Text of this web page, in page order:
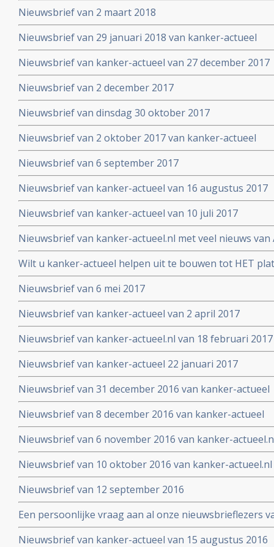
Nieuwsbrief van 2 maart 2018
Nieuwsbrief van 29 januari 2018 van kanker-actueel
Nieuwsbrief van kanker-actueel van 27 december 2017
Nieuwsbrief van 2 december 2017
Nieuwsbrief van dinsdag 30 oktober 2017
Nieuwsbrief van 2 oktober 2017 van kanker-actueel
Nieuwsbrief van 6 september 2017
Nieuwsbrief van kanker-actueel van 16 augustus 2017
Nieuwsbrief van kanker-actueel van 10 juli 2017
Nieuwsbrief van kanker-actueel.nl met veel nieuws van
2017
Wilt u kanker-actueel helpen uit te bouwen tot HET
hun naasten?
Nieuwsbrief van 6 mei 2017
Nieuwsbrief van kanker-actueel van 2 april 2017
Nieuwsbrief van kanker-actueel.nl van 18 februari 2017
Nieuwsbrief van kanker-actueel 22 januari 2017
Nieuwsbrief van 31 december 2016 van kanker-actueel
Nieuwsbrief van 8 december 2016 van kanker-actueel
Nieuwsbrief van 6 november 2016 van kanker-
Nieuwsbrief van 10 oktober 2016 van kanker-actueel.nl
Nieuwsbrief van 12 september 2016
Een persoonlijke vraag aan al onze nieuwsbrieflezers
Nieuwsbrief van kanker-actueel van 15 augustus 2016